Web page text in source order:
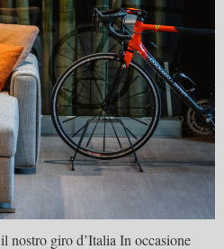
nostro giro d’Italia In occasione